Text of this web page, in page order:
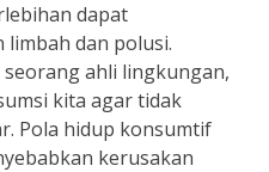
dapat
dan polusi.
ahli lingkungan,
kita agar tidak
Pola hidup konsumtif
kerusakan